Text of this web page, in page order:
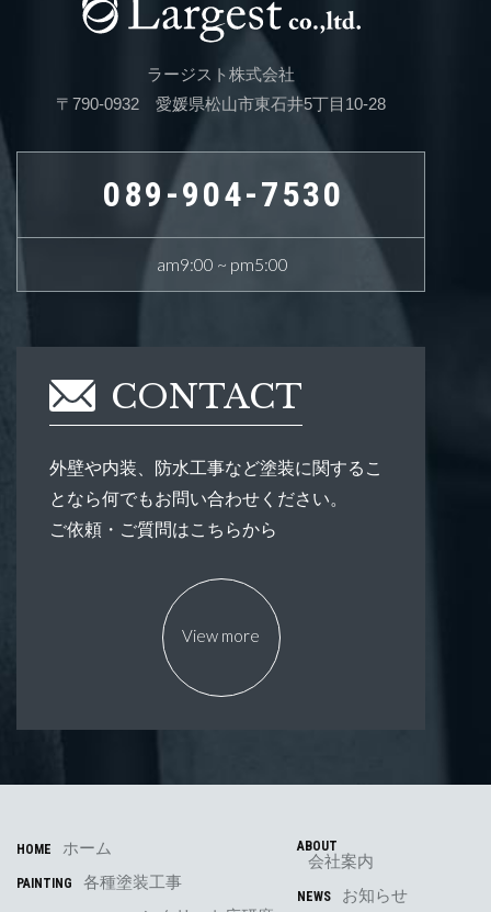
ラージスト株式会社
〒790-0932 愛媛県松山市東石井5丁目10-28
089-904-7530
am9:00 ~ pm5:00
CONTACT
外壁や内装、防水工事など塗装に関するこ
となら何でもお問い合わせください。
ご依頼・ご質問はこちらから
View more
HOME ホーム
PAINTING 各種塗装工事
ABOUT
会社案内
NEWS お知らせ